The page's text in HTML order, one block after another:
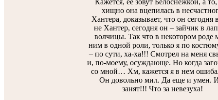
хищно она вцепилась в
Хантера, доказывает, что он сегодня
не Хантер, сегодня он – зайчик в
волчицы. Так что в некотором роде
ним в одной роли, только я по
– по сути, ха-ха!!! Смотрел на меня
и, по-моему, осуждающе. Но когда
со мной… Хм, кажется я в нем
Он довольно мил. Да еще и умен.
занят!!! Что за невезуха!